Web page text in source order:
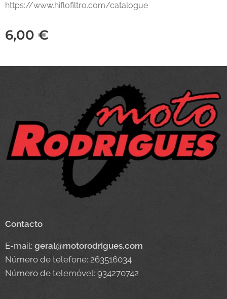
https://www.hiflofiltro.com/catalogue
6,00 €
Contacto
E-mail: geral@motorodrigues.com
Número de telefone: 263516034
Número de telemóvel: 934270742